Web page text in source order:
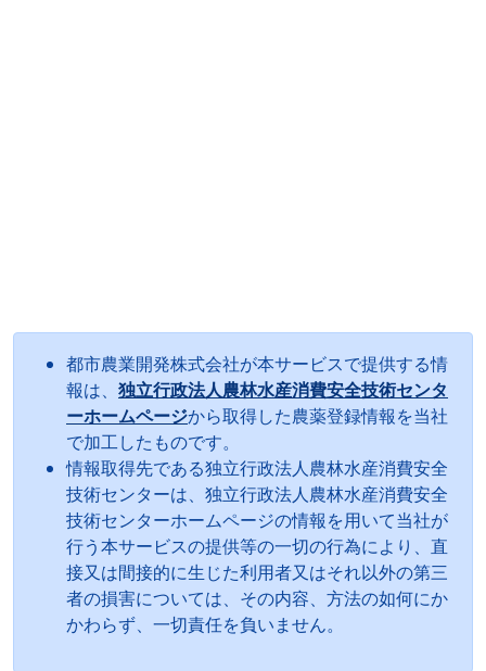
都市農業開発株式会社が本サービスで提供する情
報は、 独立行政法人農林水産消費安全技術センタ
ーホームページから取得した農薬登録情報を当社
で加工したものです。
情報取得先である独立行政法人農林水産消費安全
技術センターは、独立行政法人農林水産消費安全
技術センターホームページの情報を用いて当社が
行う本サービスの提供等の一切の行為により、直
接又は間接的に生じた利用者又はそれ以外の第三
者の損害については、その内容、方法の如何にか
かわらず、一切責任を負いません。